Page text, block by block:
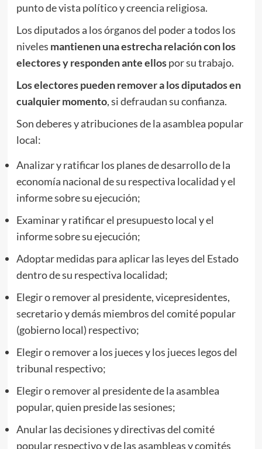
punto de vista político y creencia religiosa.
Los diputados a los órganos del poder a todos los
niveles mantienen una estrecha relación con los
electores y responden ante ellospor su trabajo.
Los electores pueden remover a los diputados en
cualquier momento, si defraudan su confianza.
Son deberes y atribuciones de la asamblea popular
local:
Analizar y ratificar los planes de desarrollo de la
economía nacional de su respectiva localidad y el
informe sobre su ejecución;
Examinar y ratificar el presupuesto local y el
informe sobre su ejecución;
Adoptar medidas para aplicar las leyes del Estado
dentro de su respectiva localidad;
Elegir o remover al presidente, vicepresidentes,
secretario y demás miembros del comité popular
(gobierno local) respectivo;
Elegir o remover a los jueces y los jueces legos del
tribunal respectivo;
Elegir o remover al presidente de la asamblea
popular, quien preside las sesiones;
Anular las decisiones y directivas del comité
popular respectivo y de las asambleas y comités